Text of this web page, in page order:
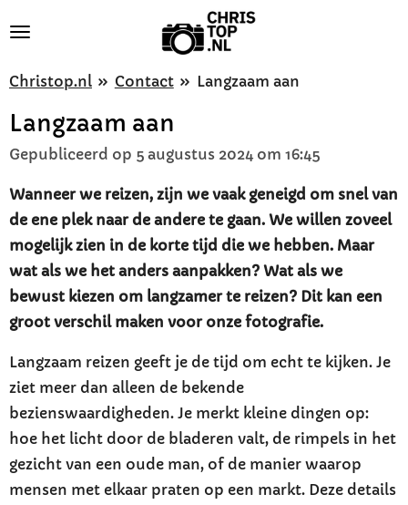
naar
hoofdinhoud
Christop.nl » Contact » Langzaam aan
Langzaam aan
Gepubliceerd op 5 augustus 2024 om 16:45
Wanneer we reizen, zijn we vaak geneigd om snel van
de ene plek naar de andere te gaan. We willen zoveel
mogelijk zien in de korte tijd die we hebben. Maar
wat als we het anders aanpakken? Wat als we
bewust kiezen om langzamer te reizen? Dit kan een
groot verschil maken voor onze fotografie.
Langzaam reizen geeft je de tijd om echt te kijken. Je
ziet meer dan alleen de bekende
bezienswaardigheden. Je merkt kleine dingen op:
hoe het licht door de bladeren valt, de rimpels in het
gezicht van een oude man, of de manier waarop
mensen met elkaar praten op een markt. Deze details